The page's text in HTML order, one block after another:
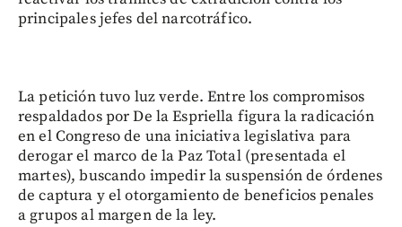
principales jefes del narcotráfico.
La petición tuvo luz verde. Entre los compromisos
respaldados por De la Espriella figura la radicación
en el Congreso de una iniciativa legislativa para
derogar el marco de la Paz Total (presentada el
martes), buscando impedir la suspensión de órdenes
de captura y el otorgamiento de beneficios penales
a grupos al margen de la ley.